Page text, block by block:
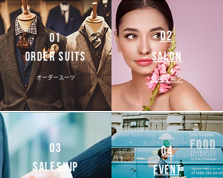
01
Order suits
オーダースーツ
02
SaLON
​脱毛サロン
03
SaleSHIP
04
EVENT